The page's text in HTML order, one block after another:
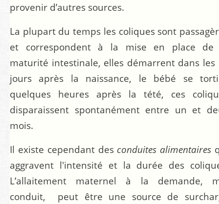
provenir d’autres sources.
La plupart du temps les coliques sont
et correspondent à la mise en place de
maturité intestinale, elles démarrent dans les
jours après la naissance, le bébé se
quelques heures après la tété, ces
disparaissent spontanément entre un et
mois.
Il existe cependant des conduites alimentaires
aggravent l'intensité et la durée des
L’allaitement maternel à la demande,
conduit, peut être une source de